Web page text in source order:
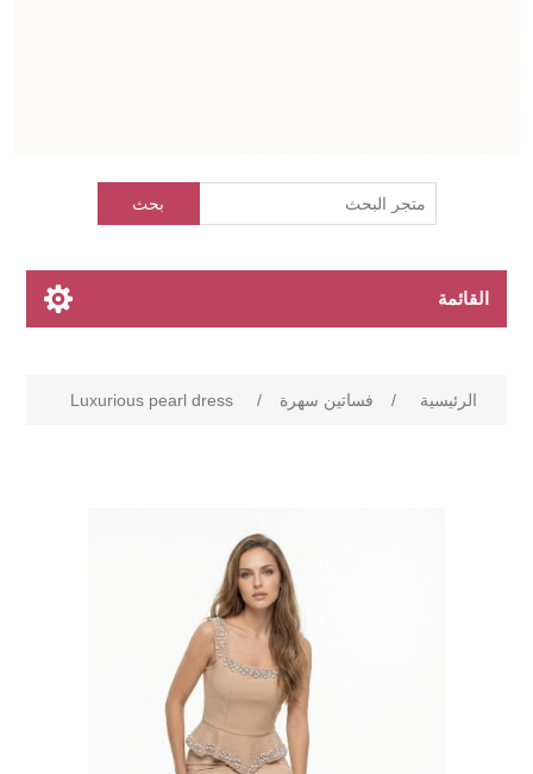
بحث
القائمة
الرئيسية / فساتين سهرة /
Luxurious pearl dress